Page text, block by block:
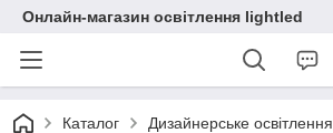
Онлайн-магазин освітлення lightled
Каталог Дизайнерське освітлення